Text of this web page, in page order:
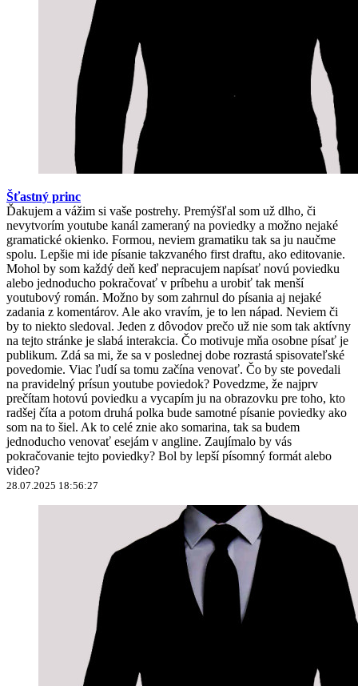
Šťastný princ
Ďakujem a vážim si vaše postrehy. Premýšľal som už dlho, či
nevytvorím youtube kanál zameraný na poviedky a možno nejaké
gramatické okienko. Formou, neviem gramatiku tak sa ju naučme
spolu. Lepšie mi ide písanie takzvaného first draftu, ako editovanie.
Mohol by som každý deň keď nepracujem napísať novú poviedku
alebo jednoducho pokračovať v príbehu a urobiť tak menší
youtubový román. Možno by som zahrnul do písania aj nejaké
zadania z komentárov. Ale ako vravím, je to len nápad. Neviem či
by to niekto sledoval. Jeden z dôvodov prečo už nie som tak aktívny
na tejto stránke je slabá interakcia. Čo motivuje mňa osobne písať je
publikum. Zdá sa mi, že sa v poslednej dobe rozrastá spisovateľské
povedomie. Viac ľudí sa tomu začína venovať. Čo by ste povedali
na pravidelný prísun youtube poviedok? Povedzme, že najprv
prečítam hotovú poviedku a vycapím ju na obrazovku pre toho, kto
radšej číta a potom druhá polka bude samotné písanie poviedky ako
som na to šiel. Ak to celé znie ako somarina, tak sa budem
jednoducho venovať esejám v angline. Zaujímalo by vás
pokračovanie tejto poviedky? Bol by lepší písomný formát alebo
video?
28.07.2025 18:56:27